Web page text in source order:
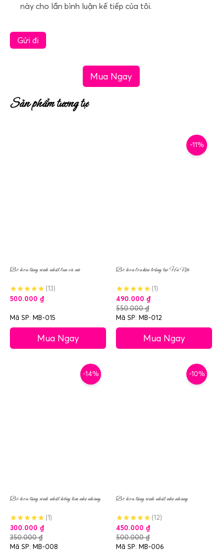
này cho lần bình luận kế tiếp của tôi.
Mua Ngay
Sản phẩm tương tự
Bó hoa tặng sinh nhật lan vũ nữ
(13)
500.000 ₫
Mã SP: MB-015
Mua Ngay
-11%
Bó hoa loa kèn trắng tại Hà Nội
(1)
490.000 ₫
550.000₫
Mã SP: MB-012
Mua Ngay
-14%
Bó hoa tặng sinh nhật hồng tím nhẹ nhàng
(1)
300.000 ₫
350.000₫
Mã SP: MB-008
-10%
Bó hoa tặng sinh nhật nhẹ nhàng
(12)
450.000 ₫
500.000₫
Mã SP: MB-006